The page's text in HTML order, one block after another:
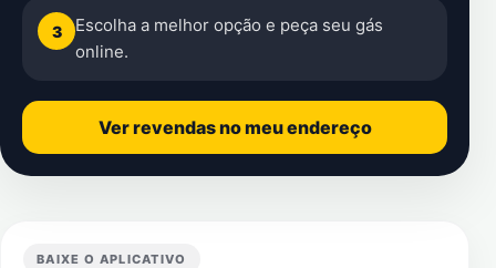
3
Escolha a melhor opção e peça seu gás
online.
Ver revendas no meu endereço
BAIXE O APLICATIVO